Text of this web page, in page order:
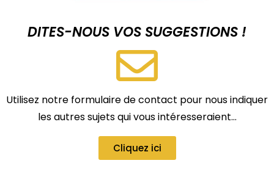
DITES-NOUS VOS SUGGESTIONS !
Utilisez notre formulaire de contact pour nous indiquer
les autres sujets qui vous intéresseraient…
Cliquez ici